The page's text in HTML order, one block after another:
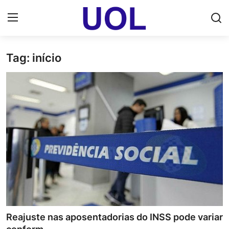
Login
Home
UOL Email Entrar
UOL ADS
Uol pt Bate Papo Gratis
Mundo
Economia
Dólar Cotação de Hoje
Tag: início
Reajuste nas aposentadorias do INSS pode variar